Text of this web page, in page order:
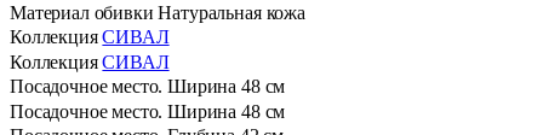
Материал обивки Натуральная кожа
Коллекция СИВАЛ
Коллекция СИВАЛ
Посадочное место. Ширина 48 см
Посадочное место. Ширина 48 см